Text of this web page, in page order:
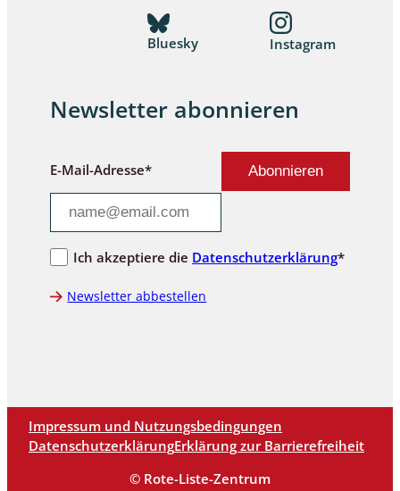
Bluesky Instagram
Newsletter abonnieren
E-Mail-Adresse*
Ich akzeptiere die Datenschutzerklärung*
Newsletter abbestellen
Impressum und Nutzungsbedingungen
DatenschutzerklärungErklärung zur Barrierefreiheit
© Rote-Liste-Zentrum